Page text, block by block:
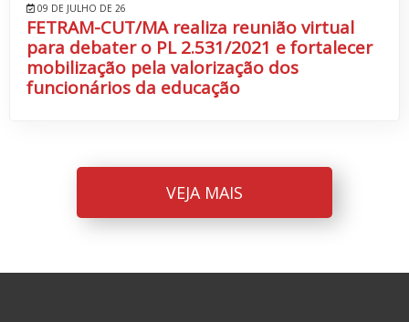
09 DE JULHO DE 26
FETRAM-CUT/MA realiza reunião virtual
para debater o PL 2.531/2021 e fortalecer
mobilização pela valorização dos
funcionários da educação
VEJA MAIS